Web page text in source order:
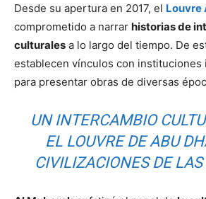
Desde su apertura en 2017, el Louvre
comprometido a narrar historias de
culturales a lo largo del tiempo. De
establecen vínculos con instituciones
para presentar obras de diversas
UN INTERCAMBIO
EL LOUVRE DE ABU
CIVILIZACIONES DE